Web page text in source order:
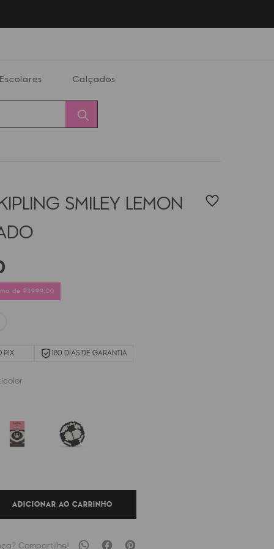
Escolares Calçados
SMILEY LEMON
de R$999,00
PIX 180 DIAS DE GARANTIA
ADICIONAR AO CARRINHO